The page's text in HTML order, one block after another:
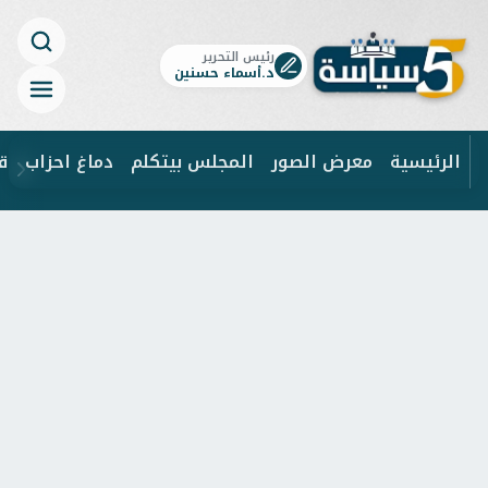
رئيس التحرير
د.أسماء حسنين
الرئيسية معرض الصور المجلس بيتكلم دماغ احزاب